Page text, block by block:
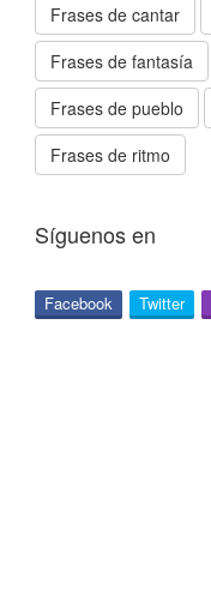
Frases de cantar
Frases de fantasía
Frases de pueblo
Frases de ritmo
Síguenos en
Facebook Twitter